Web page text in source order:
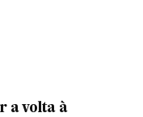
a volta à